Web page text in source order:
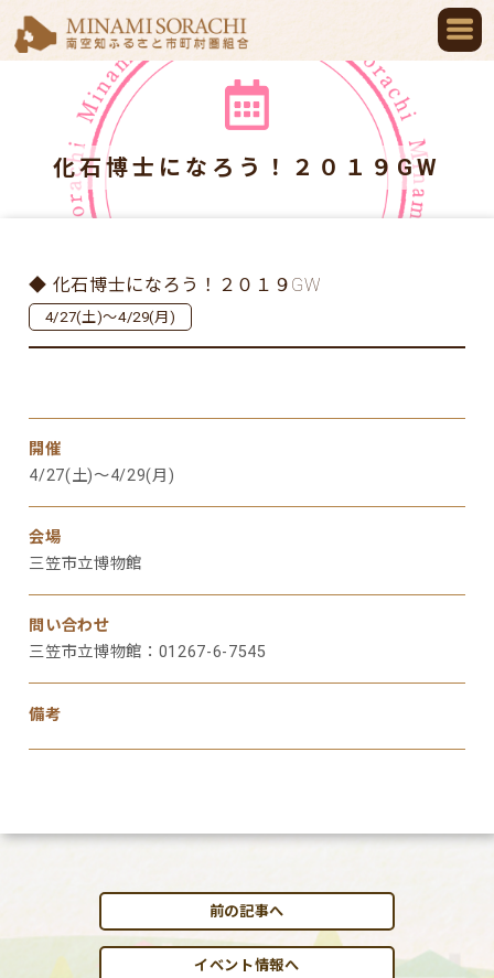
化石博士になろう！２０１９GW
◆ 化石博士になろう！２０１９GW
4/27(土)～4/29(月)
開催
4/27(土)～4/29(月)
会場
三笠市立博物館
問い合わせ
三笠市立博物館：01267-6-7545
備考
前の記事へ
イベント情報へ